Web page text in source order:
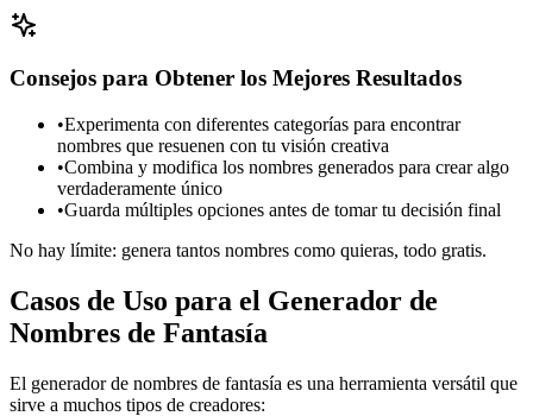
Consejos para Obtener los Mejores Resultados
•Experimenta con diferentes categorías para encontrar
nombres que resuenen con tu visión creativa
•Combina y modifica los nombres generados para crear algo
verdaderamente único
•Guarda múltiples opciones antes de tomar tu decisión final
No hay límite: genera tantos nombres como quieras, todo gratis.
Casos de Uso para el Generador de
Nombres de Fantasía
El generador de nombres de fantasía es una herramienta versátil que
sirve a muchos tipos de creadores: